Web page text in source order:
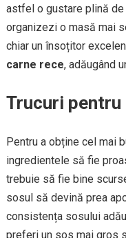
astfel o gustare plină de
organizezi o masă mai
chiar un însoțitor
carne rece, adăugând
Trucuri
Pentru a obține cel mai
ingredientele să fie
trebuie să fie bine
sosul să devină prea
consistența sosului
preferi un sos mai gros